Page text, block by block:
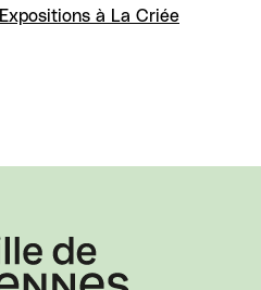
Expositions à La Criée